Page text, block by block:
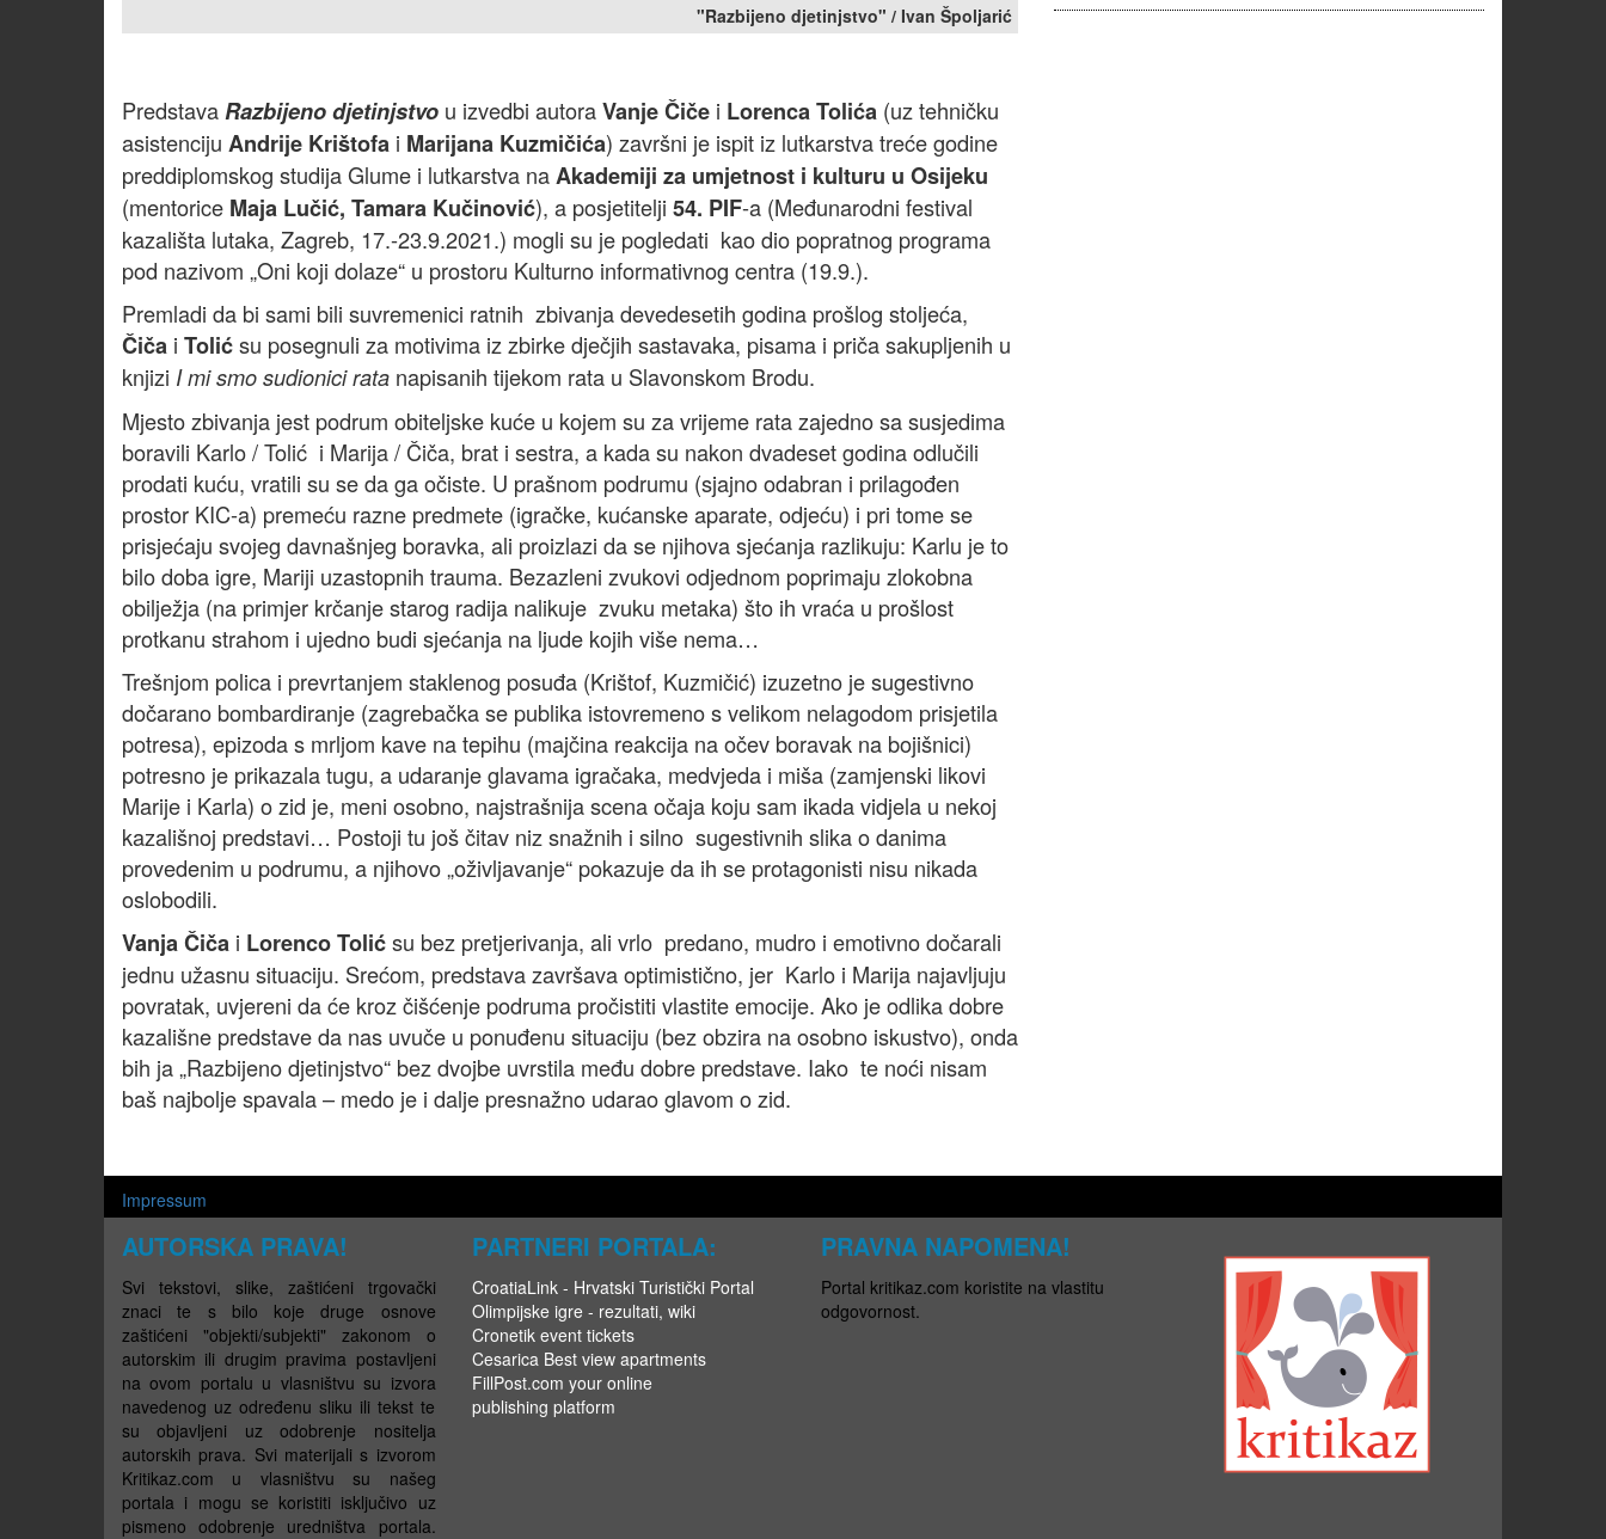
"Razbijeno djetinjstvo" / Ivan Špoljarić
PredstavaRazbijeno djetinjstvo u izvedbi autoraVanje Čiče i Lorenca Tolića (uz tehničku
asistenciju Andrije Krištofa i Marijana Kuzmičića) završni je ispit iz lutkarstva treće godine
preddiplomskog studija Glume i lutkarstva naAkademiji za umjetnost i kulturu u Osijeku
(mentorice Maja Lučić, Tamara Kučinović), a posjetitelji 54. PIF-a (Međunarodni festival
kazališta lutaka, Zagreb, 17.-23.9.2021.) mogli su je pogledati kao dio popratnog programa
pod nazivom „Oni koji dolaze“ u prostoru Kulturno informativnog centra (19.9.).
Premladi da bi sami bili suvremenici ratnih zbivanja devedesetih godina prošlog stoljeća,
Čiča i Tolićsu posegnuli za motivima iz zbirke dječjih sastavaka, pisama i priča sakupljenih u
knjizi I mi smo sudionici rata napisanih tijekom rata u Slavonskom Brodu.
Mjesto zbivanja jest podrum obiteljske kuće u kojem su za vrijeme rata zajedno sa susjedima
boravili Karlo / Tolić i Marija / Čiča, brat i sestra, a kada su nakon dvadeset godina odlučili
prodati kuću, vratili su se da ga očiste. U prašnom podrumu (sjajno odabran i prilagođen
prostor KIC-a) premeću razne predmete (igračke, kućanske aparate, odjeću) i pri tome se
prisjećaju svojeg davnašnjeg boravka, ali proizlazi da se njihova sjećanja razlikuju: Karlu je to
bilo doba igre, Mariji uzastopnih trauma. Bezazleni zvukovi odjednom poprimaju zlokobna
obilježja (na primjer krčanje starog radija nalikuje zvuku metaka) što ih vraća u prošlost
protkanu strahom i ujedno budi sjećanja na ljude kojih više nema…
Trešnjom polica i prevrtanjem staklenog posuđa (Krištof, Kuzmičić) izuzetno je sugestivno
dočarano bombardiranje (zagrebačka se publika istovremeno s velikom nelagodom prisjetila
potresa), epizoda s mrljom kave na tepihu (majčina reakcija na očev boravak na bojišnici)
potresno je prikazala tugu, a udaranje glavama igračaka, medvjeda i miša (zamjenski likovi
Marije i Karla) o zid je, meni osobno, najstrašnija scena očaja koju sam ikada vidjela u nekoj
kazališnoj predstavi… Postoji tu još čitav niz snažnih i silno sugestivnih slika o danima
provedenim u podrumu, a njihovo „oživljavanje“ pokazuje da ih se protagonisti nisu nikada
oslobodili.
Vanja Čiča i Lorenco Tolićsu bez pretjerivanja, ali vrlo predano, mudro i emotivno dočarali
jednu užasnu situaciju. Srećom, predstava završava optimistično, jer Karlo i Marija najavljuju
povratak, uvjereni da će kroz čišćenje podruma pročistiti vlastite emocije. Ako je odlika dobre
kazališne predstave da nas uvuče u ponuđenu situaciju (bez obzira na osobno iskustvo), onda
bih ja „Razbijeno djetinjstvo“ bez dvojbe uvrstila među dobre predstave. Iako te noći nisam
baš najbolje spavala – medo je i dalje presnažno udarao glavom o zid.
Impressum
AUTORSKA PRAVA!
Svi tekstovi, slike, zaštićeni trgovački
znaci te s bilo koje druge osnove
zaštićeni "objekti/subjekti" zakonom o
autorskim ili drugim pravima postavljeni
na ovom portalu u vlasništvu su izvora
navedenog uz određenu sliku ili tekst te
su objavljeni uz odobrenje nositelja
autorskih prava. Svi materijali s izvorom
Kritikaz.com u vlasništvu su našeg
portala i mogu se koristiti isključivo uz
pismeno odobrenje uredništva portala.
PARTNERI PORTALA:
CroatiaLink - Hrvatski Turistički Portal
Olimpijske igre - rezultati, wiki
Cronetik event tickets
Cesarica Best view apartments
FillPost.com your online
publishing platform
PRAVNA NAPOMENA!
Portal kritikaz.com koristite na vlastitu
odgovornost.